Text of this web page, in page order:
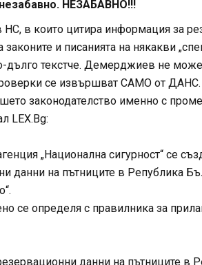
НЕЗАБАВНО!!!
в които цитира информация за
и писанията на някакви
дълго текстче. Демерджиев не
се извършват САМО от ДАНС.
законодателство именно с
LEX.Bg:
„Национална сигурност“ се
данни на пътниците в Република
се определя с правилника за
данни на пътниците в